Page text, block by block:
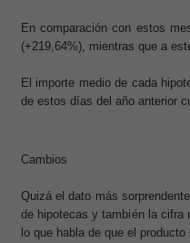
En comparación con estos
(+219,64%), mientras que a
El importe medio de cada
de estos días del año anterior
Cambios
Quizá el dato más
de hipotecas y también la cifra
lo que habla de que el